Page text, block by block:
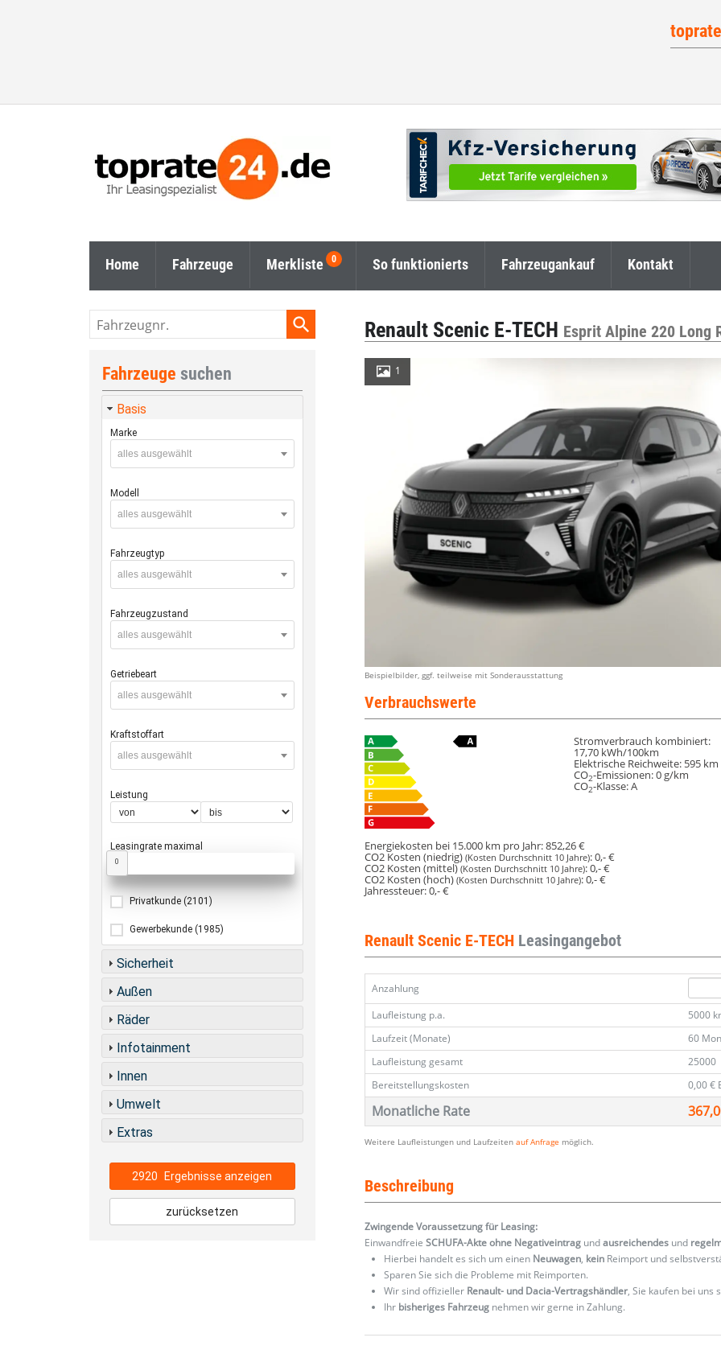
Home Fahrzeuge Merkliste So funktionierts Fahrzeugankauf Kontakt
Renault Scenic E-TECH Esprit Alpine 220 Long
1
Beispielbilder, ggf. teilweise mit Sonderausstattung
Verbrauchswerte
Stromverbrauch kombiniert:
17,70 kWh/100km
Elektrische Reichweite: 595 km
CO2-Emissionen:0 g/km
CO2-Klasse:A
Energiekosten bei 15.000 km pro Jahr:852,26 €
CO2 Kosten (niedrig)(Kosten Durchschnitt 10 Jahre):0,- €
CO2 Kosten (mittel)(Kosten Durchschnitt 10 Jahre):0,- €
CO2 Kosten (hoch)(Kosten Durchschnitt 10 Jahre):0,- €
Jahressteuer:0,- €
Renault Scenic E-TECH Leasingangebot
Anzahlung
Laufleistung p.a.
5000
Laufzeit (Monate)
60
Laufleistung gesamt
25000
Bereitstellungskosten
0,00 €
Monatliche Rate
Weitere Laufleistungen und Laufzeitenauf Anfrage möglich.
Beschreibung
Zwingende Voraussetzung für Leasing:
EinwandfreieSCHUFA-Akte ohne Negativeintrag undausreichendes und
Hierbei handelt es sich um einen Neuwagen, kein Reimport und
Sparen Sie sich die Probleme mit Reimporten.
Wir sind offizieller Renault- und Dacia-Vertragshändler, Sie kaufen bei uns
Ihr bisheriges Fahrzeug nehmen wir gerne in Zahlung.
Fahrzeugnr.
Fahrzeuge suchen
Basis
Marke
alles ausgewählt
Modell
alles ausgewählt
Fahrzeugtyp
alles ausgewählt
Fahrzeugzustand
alles ausgewählt
Getriebeart
alles ausgewählt
Kraftstoffart
alles ausgewählt
Leistung
Leasingrate maximal
0
Privatkunde (2101)
Gewerbekunde (1985)
Sicherheit
Außen
Räder
Infotainment
Innen
Umwelt
Extras
2920 Ergebnisse anzeigen
zurücksetzen